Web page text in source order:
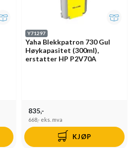
Y71297
Yaha Blekkpatron 730 Gul
Høykapasitet (300ml),
erstatter HP P2V70A
835,-
668,- eks. mva
KJØP